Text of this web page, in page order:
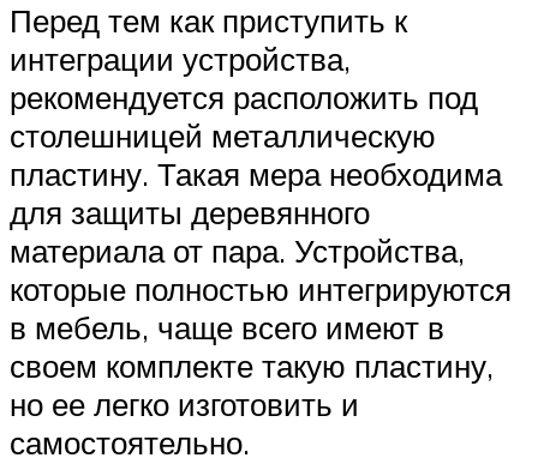
Перед тем как приступить к
интеграции устройства,
рекомендуется расположить под
столешницей металлическую
пластину. Такая мера необходима
для защиты деревянного
материала от пара. Устройства,
которые полностью интегрируются
в мебель, чаще всего имеют в
своем комплекте такую пластину,
но ее легко изготовить и
самостоятельно.